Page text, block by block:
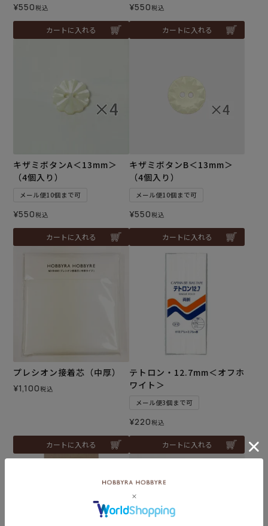
¥550税込
カートに入れる
¥550税込
カートに入れる
キザミボタンA＜13mm＞
（4個入り）
メール便10個まで可
¥550税込
カートに入れる
キザミボタンB＜13mm＞
（4個入り）
メール便10個まで可
¥550税込
カートに入れる
プレシオン接着芯（中厚）
¥1,100税込
カートに入れる
テトロン・12.7mm＜オフホ
ワイト＞
メール便3個まで可
¥220税込
カートに入れる